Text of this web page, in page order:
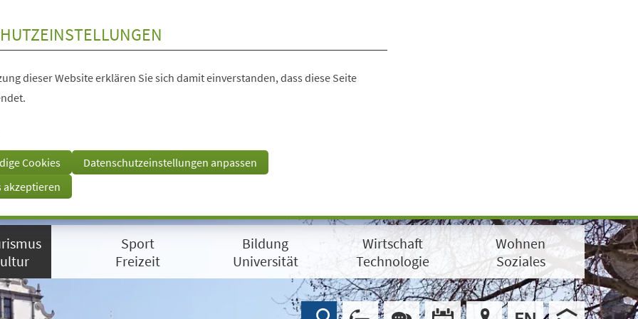
dieser Website erklären Sie sich damit einverstanden, dass diese Seite
Cookies
Datenschutzeinstellungen anpassen
akzeptieren
Sport
Freizeit
Bildung
Universität
Wirtschaft
Technologie
Wohnen
Soziales